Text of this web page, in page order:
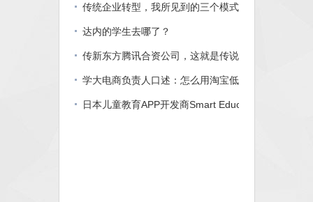
传统企业转型，我所见到的三个模式的重造
达内的学生去哪了？
传新东方腾讯合资公司，这就是传说中的病急乱投医
学大电商负责人口述：怎么用淘宝低成本招到五千学
日本儿童教育APP开发商Smart Education融资550万